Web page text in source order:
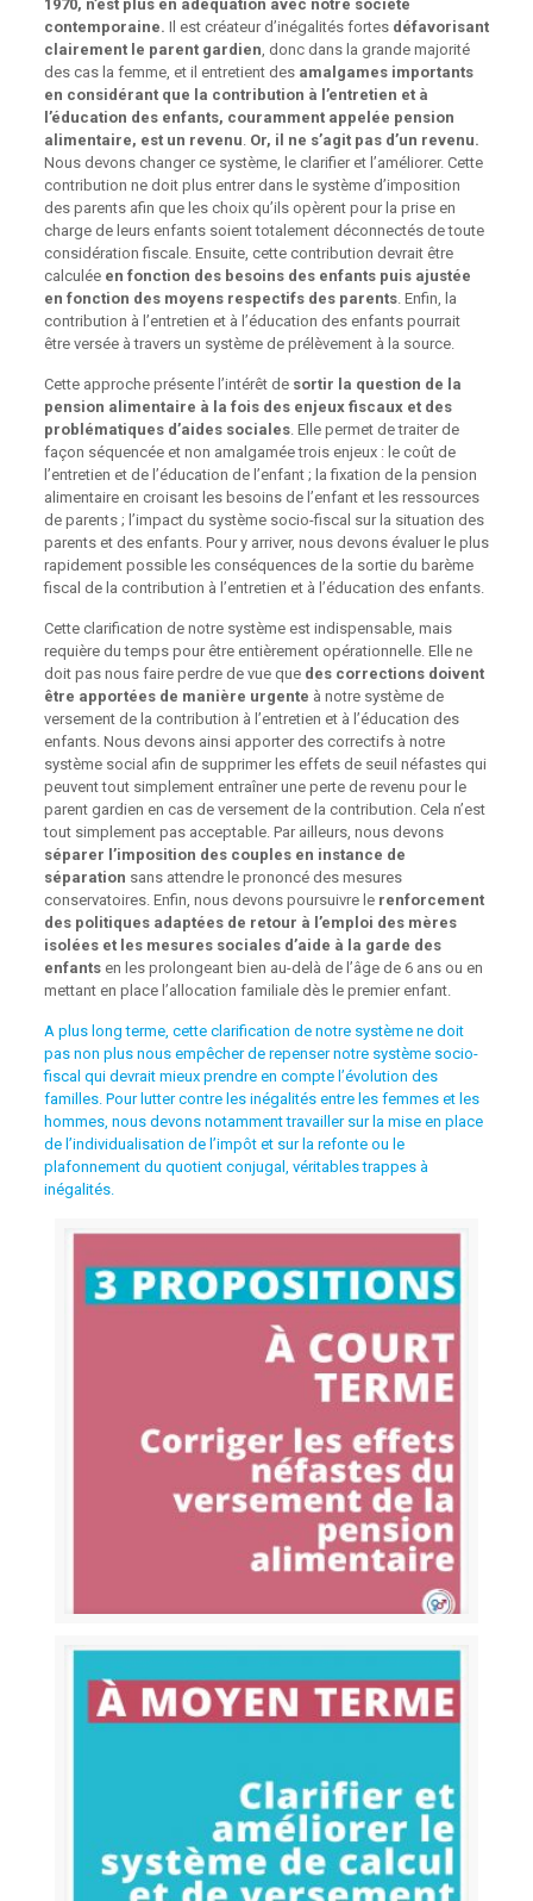
1970, n’est plus en adéquation avec notre société
contemporaine. Il est créateur d’inégalités fortes défavorisant
clairement le parent gardien , donc dans la grande majorité
des cas la femme, et il entretient des amalgames importants
en considérant que la contribution à l’entretien et à
l’éducation des enfants, couramment appelée pension
alimentaire, est un revenu Or, il ne s’agit pas d’un revenu.
Nous devons changer ce système, le clarifier et l’améliorer. Cette
contribution ne doit plus entrer dans le système d’imposition
des parents afin que les choix qu’ils opèrent pour la prise en
charge de leurs enfants soient totalement déconnectés de toute
considération fiscale. Ensuite, cette contribution devrait être
calculée en fonction des besoins des enfants puis ajustée
en fonction des moyens respectifs des parents. Enfin, la
contribution à l’entretien et à l’éducation des enfants pourrait
être versée à travers un système de prélèvement à la source.
Cette approche présente l’intérêt de sortir la question de la
pension alimentaire à la fois des enjeux fiscaux et des
problématiques d’aides sociales. Elle permet de traiter de
façon séquencée et non amalgamée trois enjeux : le coût de
l’entretien et de l’éducation de l’enfant ; la fixation de la pension
alimentaire en croisant les besoins de l’enfant et les ressources
de parents ; l’impact du système socio-fiscal sur la situation des
parents et des enfants. Pour y arriver, nous devons évaluer le plus
rapidement possible les conséquences de la sortie du barème
fiscal de la contribution à l’entretien et à l’éducation des enfants.
Cette clarification de notre système est indispensable, mais
requière du temps pour être entièrement opérationnelle. Elle ne
doit pas nous faire perdre de vue que des corrections doivent
être apportées de manière urgente à notre système de
versement de la contribution à l’entretien et à l’éducation des
enfants. Nous devons ainsi apporter des correctifs à notre
système social afin de supprimer les effets de seuil néfastes qui
peuvent tout simplement entraîner une perte de revenu pour le
parent gardien en cas de versement de la contribution. Cela n’est
tout simplement pas acceptable. Par ailleurs, nous devons
séparer l’imposition des couples en instance de
séparation sans attendre le prononcé des mesures
conservatoires. Enfin, nous devons poursuivre le renforcement
des politiques adaptées de retour à l’emploi des mères
isolées et les mesures sociales d’aide à la garde des
enfantsen les prolongeant bien au-delà de l’âge de 6 ans ou en
mettant en place l’allocation familiale dès le premier enfant.
A plus long terme, cette clarification de notre système ne doit
pas non plus nous empêcher de repenser notre système socio-
fiscal qui devrait mieux prendre en compte l’évolution des
familles. Pour lutter contre les inégalités entre les femmes et les
hommes, nous devons notamment travailler sur la mise en place
de l’individualisation de l’impôt et sur la refonte ou le
plafonnement du quotient conjugal, véritables trappes à
inégalités.